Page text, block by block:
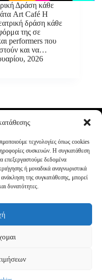
τεχνολογίες όπως cookies
συσκευών. Η συγκατάθεση
επεξεργαστούμε δεδομένα
ή μοναδικά αναγνωριστικά
της συγκατάθεσης, μπορεί
δυνατότητες.
Δράση κάθε
Art Café Η
δράση κάθε
της σε
performers που
και να…
2026